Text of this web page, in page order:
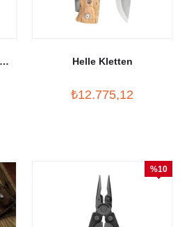
Helle Kletten
₺12.775,12
%10